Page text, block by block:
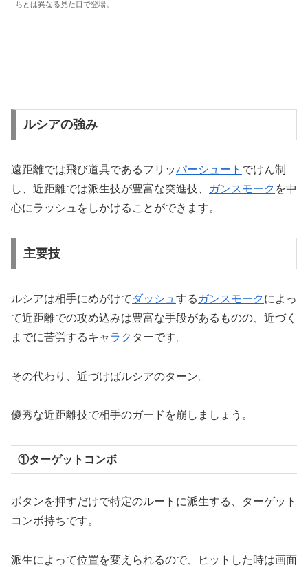
ちとは異なる見た目で登場。
ルシアの強み
遠距離では飛び道具であるフリッパーシュート でけん制
し、近距離では派生技が豊富な突進技、
ガンスモーク を中
心にラッシュをしかけることができます。
主要技
ルシアは相手にめがけて ダッシュ する ガンスモークによっ
て近距離での攻め込みは豊富な手段があるものの、近づく
までに苦労するキャラク ターです。
その代わり、近づけばルシアのターン。
優秀な近距離技で相手のガードを崩しましょう。
①ターゲットコンボ
ボタンを押すだけで特定のルートに派生する、ターゲット
コンボ持ちです。
派生によって位置を変えられるので、ヒットした時は画面